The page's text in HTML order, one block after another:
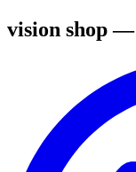
vision shop—